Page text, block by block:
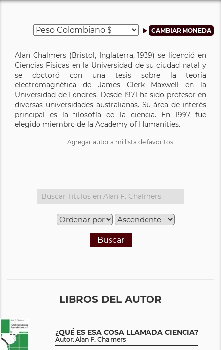
Alan Chalmers (Bristol, Inglaterra, 1939) se licenció en
Ciencias Físicas en la Universidad de su ciudad natal y
se doctoró con una tesis sobre la teoría
electromagnética de James Clerk Maxwell en la
Universidad de Londres. Desde 1971 ha sido profesor en
diversas universidades australianas. Su área de interés
principal es la filosofía de la ciencia. En 1997 fue
elegido miembro de la Academy of Humanities.
Agregar autor a mi lista de favoritos
Buscar
LIBROS DEL AUTOR
¿QUÉ ES ESA COSA LLAMADA CIENCIA?
Autor: Alan F. Chalmers